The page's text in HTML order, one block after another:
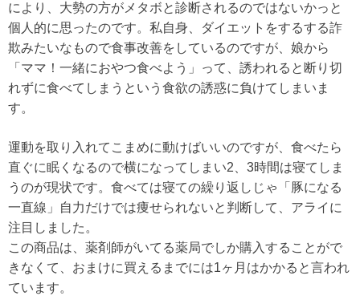
により、大勢の方がメタボと診断されるのではないかっと
個人的に思ったのです。私自身、ダイエットをするする詐
欺みたいなもので食事改善をしているのですが、娘から
「ママ！一緒におやつ食べよう」って、誘われると断り切
れずに食べてしまうという食欲の誘惑に負けてしまいま
す。
運動を取り入れてこまめに動けばいいのですが、食べたら
直ぐに眠くなるので横になってしまい2、3時間は寝てしま
うのが現状です。食べては寝ての繰り返しじゃ「豚になる
一直線」自力だけでは痩せられないと判断して、アライに
注目しました。
この商品は、薬剤師がいてる薬局でしか購入することがで
きなくて、おまけに買えるまでには1ヶ月はかかると言われ
ています。